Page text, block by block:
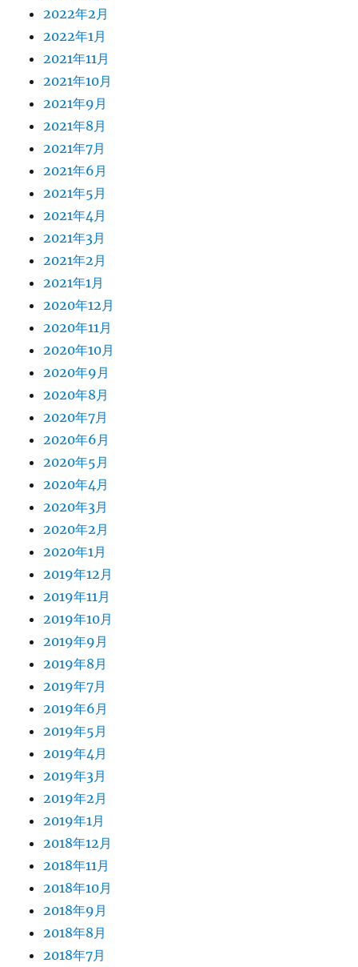
2022年2月
2022年1月
2021年11月
2021年10月
2021年9月
2021年8月
2021年7月
2021年6月
2021年5月
2021年4月
2021年3月
2021年2月
2021年1月
2020年12月
2020年11月
2020年10月
2020年9月
2020年8月
2020年7月
2020年6月
2020年5月
2020年4月
2020年3月
2020年2月
2020年1月
2019年12月
2019年11月
2019年10月
2019年9月
2019年8月
2019年7月
2019年6月
2019年5月
2019年4月
2019年3月
2019年2月
2019年1月
2018年12月
2018年11月
2018年10月
2018年9月
2018年8月
2018年7月